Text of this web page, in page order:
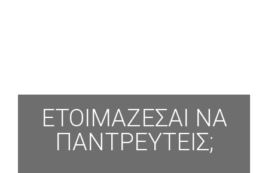
ΕΤΟΙΜΑΖΕΣΑΙ ΝΑ
ΠΑΝΤΡΕΥΤΕΙΣ;